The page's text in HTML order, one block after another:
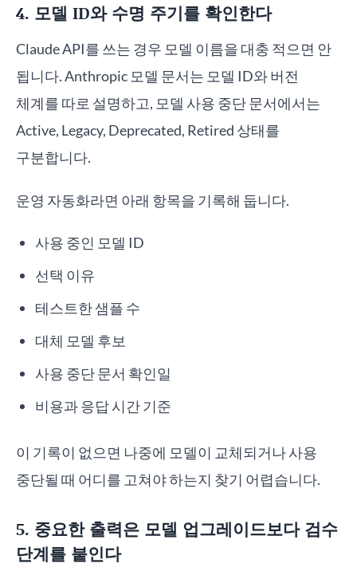
4. 모델 ID와 수명 주기를 확인한다
Claude API를 쓰는 경우 모델 이름을 대충 적으면 안
됩니다. Anthropic 모델 문서는 모델 ID와 버전
체계를 따로 설명하고, 모델 사용 중단 문서에서는
Active, Legacy, Deprecated, Retired 상태를
구분합니다.
운영 자동화라면 아래 항목을 기록해 둡니다.
사용 중인 모델 ID
선택 이유
테스트한 샘플 수
대체 모델 후보
사용 중단 문서 확인일
비용과 응답 시간 기준
이 기록이 없으면 나중에 모델이 교체되거나 사용
중단될 때 어디를 고쳐야 하는지 찾기 어렵습니다.
5. 중요한 출력은 모델 업그레이드보다 검수
단계를 붙인다